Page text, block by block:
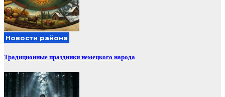
Новости района
Традиционные праздники немецкого народа